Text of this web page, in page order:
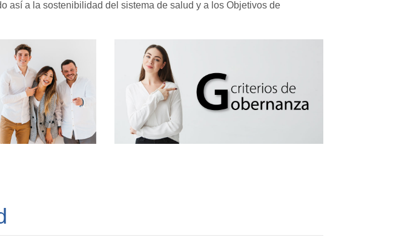
así a la sostenibilidad del sistema de salud y a los Objetivos de